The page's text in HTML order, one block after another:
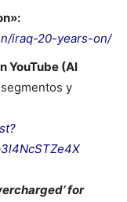
iraq-20-years-on/
YouTube (Al
y
for